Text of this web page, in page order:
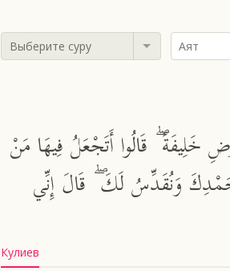
Выберите суру
قَالُوا أَتَجْعَلُ فِيهَا مَنْ
وَنُقَدِّسُ لَكَ ۖ قَالَ إِنِّي
Кулиев